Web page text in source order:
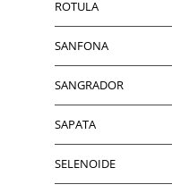
ROTULA
SANFONA
SANGRADOR
SAPATA
SELENOIDE